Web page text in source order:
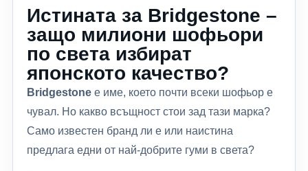
Истината за Bridgestone –
защо милиони шофьори
по света избират
японското качество?
Bridgestone е име, което почти всеки шофьор е
чувал. Но какво всъщност стои зад тази марка?
Само известен бранд ли е или наистина
предлага едни от най-добрите гуми в света?